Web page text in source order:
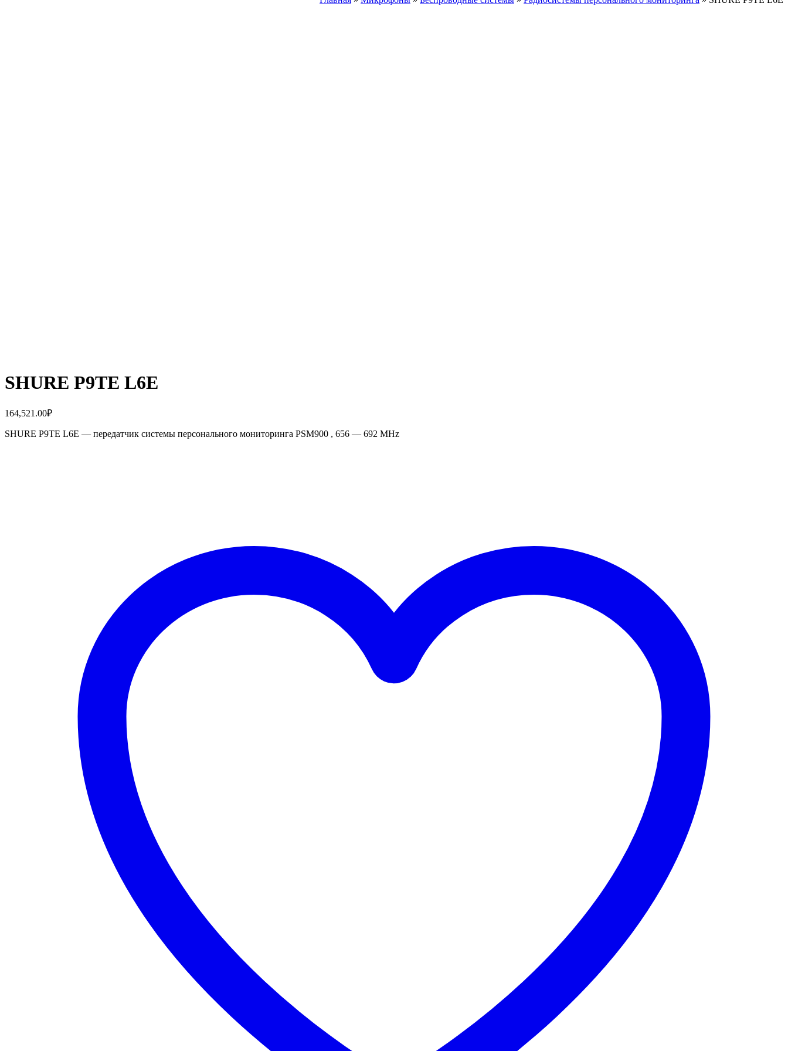
SHURE P9TE L6E
164,521.00₽
SHURE P9TE L6E — передатчик системы персонального мониторинга PSM900 , 656 — 692 MHz